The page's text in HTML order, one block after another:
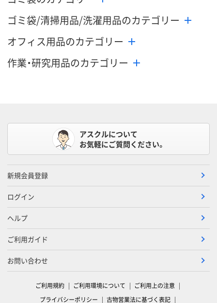
ゴミ袋/清掃用品/洗濯用品のカテゴリー
オフィス用品のカテゴリー
作業・研究用品のカテゴリー
アスクルについて
お気軽にご質問ください。
新規会員登録
ログイン
ヘルプ
ご利用ガイド
お問い合わせ
ご利用規約 ご利用環境について
ご利用上の注意
プライバシーポリシー
古物営業法に基づく表記